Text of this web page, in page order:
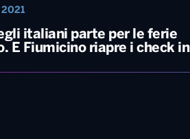
italiani parte per le ferie
E Fiumicino riapre i check in